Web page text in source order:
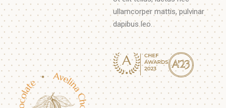
ullamcorper mattis, pulvinar
dapibus leo.